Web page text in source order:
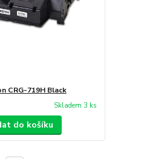
CRG-719H Black
Skladem 3 ks
do košíku